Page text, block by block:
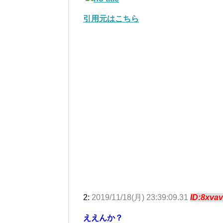
引用元はこちら
2: 2019/11/18(月) 23:39:09.31
ええんか？